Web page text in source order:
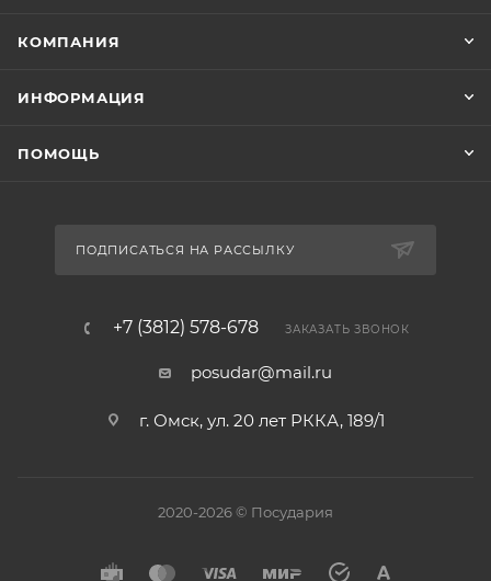
КОМПАНИЯ
ИНФОРМАЦИЯ
ПОМОЩЬ
ПОДПИСАТЬСЯ НА РАССЫЛКУ
+7 (3812) 578-678 ЗАКАЗАТЬ ЗВОНОК
posudar@mail.ru
г. Омск, ул. 20 лет РККА, 189/1
2020-2026 © Посудария